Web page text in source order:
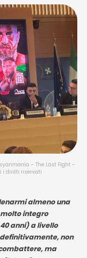
– The Last Fight –
i diritti riservati
almeno una
integro
anni) a livello
non
ma